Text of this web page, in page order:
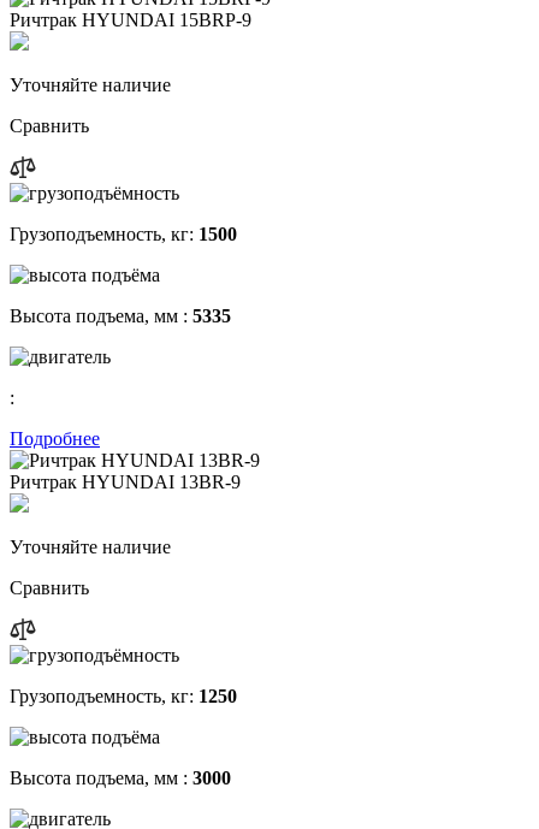
Ричтрак HYUNDAI 15BRP-9
Уточняйте наличие
Сравнить
Грузоподъемность, кг: 1500
Высота подъема, мм : 5335
:
Подробнее
Ричтрак HYUNDAI 13BR-9
Уточняйте наличие
Сравнить
Грузоподъемность, кг: 1250
Высота подъема, мм : 3000